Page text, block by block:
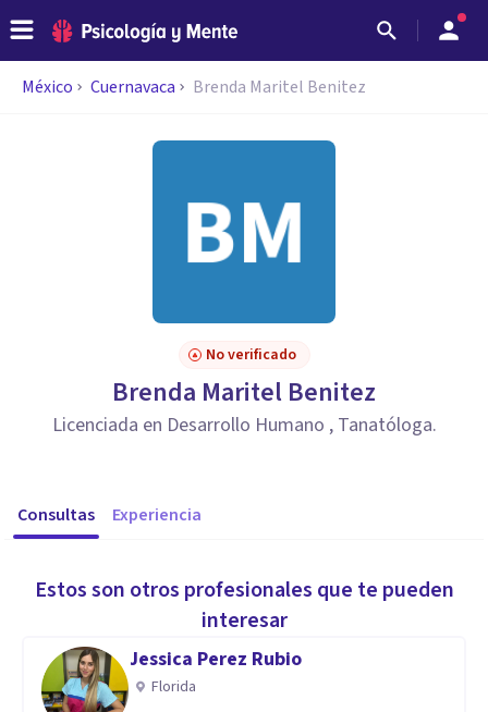
México Cuernavaca Brenda Maritel Benitez
No verificado
Brenda Maritel Benitez
Licenciada en Desarrollo Humano , Tanatóloga.
Consultas Experiencia
Estos son otros profesionales que te pueden
interesar
Jessica Perez Rubio
Florida